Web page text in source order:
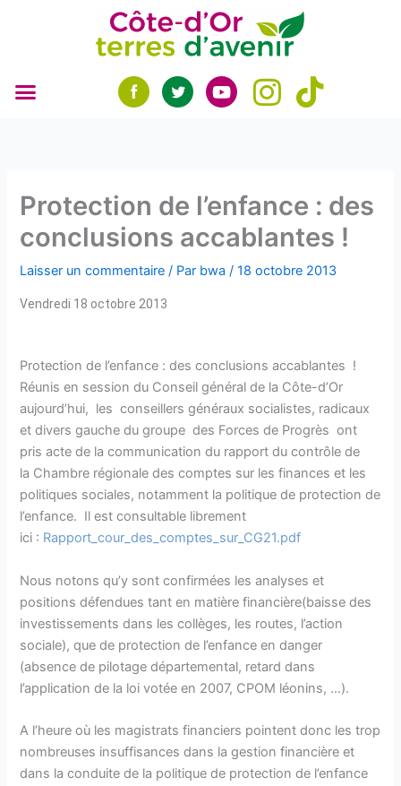
Protection de l’enfance : des
conclusions accablantes !
Laisser un commentaire / Par bwa/18 octobre 2013
Vendredi 18 octobre 2013
Protection de l’enfance : des conclusions accablantes !
Réunis en session du Conseil général de la Côte-d’Or
aujourd’hui, les conseillers généraux socialistes, radicaux
et divers gauche du groupe des Forces de Progrès ont
pris acte de la communication du rapport du contrôle de
la Chambre régionale des comptes sur les finances et les
politiques sociales, notamment la politique de protection de
l’enfance. Il est consultable librement
ici : Rapport_cour_des_comptes_sur_CG21.pdf
Nous notons qu’y sont confirmées les analyses et
positions défendues tant en matière financière(baisse des
investissements dans les collèges, les routes, l’action
sociale), que de protection de l’enfance en danger
(absence de pilotage départemental, retard dans
l’application de la loi votée en 2007, CPOM léonins, …).
A l’heure où les magistrats financiers pointent donc les trop
nombreuses insuffisances dans la gestion financière et
dans la conduite de la politique de protection de l’enfance